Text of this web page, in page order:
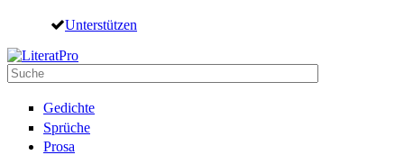
Direkt zum Inhalt
Unterstützen
Suche
Gedichte
Sprüche
Prosa